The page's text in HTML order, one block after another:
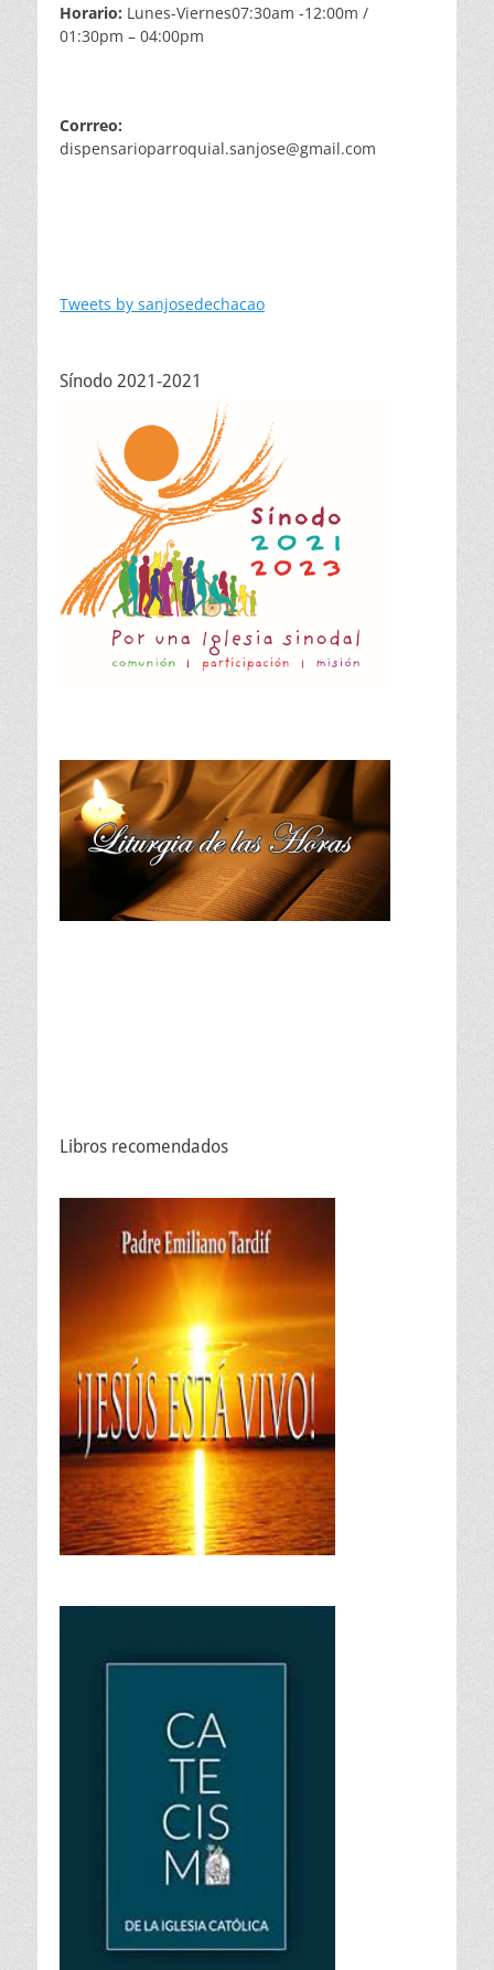
Horario: Lunes-Viernes07:30am -12:00m /
01:30pm – 04:00pm
Corrreo:
dispensarioparroquial.sanjose@gmail.com
Tweets by sanjosedechacao
Sínodo 2021-2021
Libros recomendados